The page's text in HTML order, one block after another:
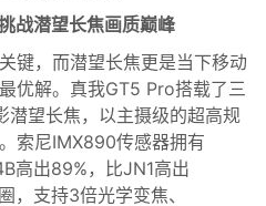
战潜望长焦画质巅峰
键，而潜望长焦更是当下移动
优解。 真我GT5 Pro搭载了三
潜望长焦， 以主摄级的超高规
索尼IMX890传感器拥有
高出89%，比JN1高出
，支持3倍光学变焦、